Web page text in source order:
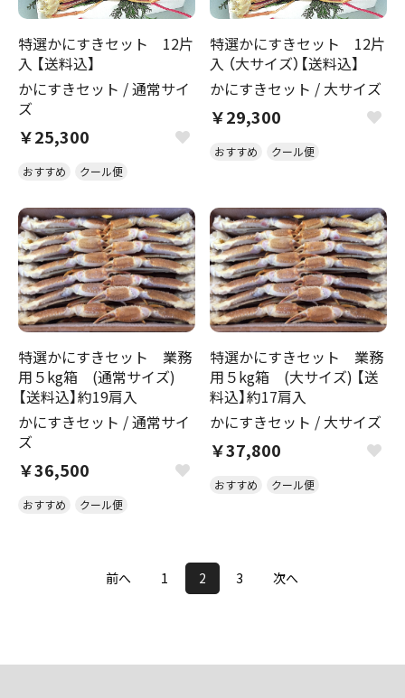
特選かにすきセット 12片
入 【送料込】
かにすきセット /通常サイ
ズ
￥25,300
おすすめ クール便
特選かにすきセット 12片
入 （大サイズ）【送料込】
かにすきセット / 大サイズ
￥29,300
おすすめ クール便
特選かにすきセット 業務
用５kg箱 (通常サイズ)
【送料込】約19肩入
かにすきセット /通常サイ
ズ
￥36,500
おすすめ クール便
特選かにすきセット 業務
用５kg箱 (大サイズ) 【送
料込】約17肩入
かにすきセット / 大サイズ
￥37,800
おすすめ クール便
前へ 1 2 3 次へ